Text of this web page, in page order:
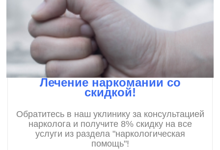
Лечение наркомании со
скидкой!
Обратитесь в наш уклинику за консультацией
нарколога и получите 8% скидку на все
услуги из раздела "наркологическая
помощь"!